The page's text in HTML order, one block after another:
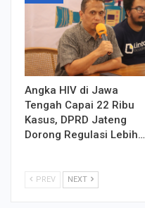
Angka HIV di Jawa
Tengah Capai 22 Ribu
Kasus, DPRD Jateng
Dorong Regulasi Lebih…
PREV NEXT